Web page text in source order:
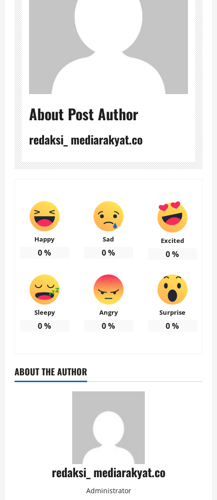
About Post Author
redaksi_ mediarakyat.co
Happy
0%
Sad
0%
Excited
0%
Sleepy
0%
Angry
0%
Surprise
0%
ABOUT THE AUTHOR
redaksi_ mediarakyat.co
Administrator